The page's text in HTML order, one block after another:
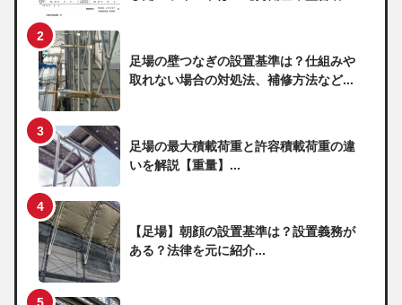
足場の壁つなぎの設置基準は？仕組みや
取れない場合の対処法、補修方法など...
足場の最大積載荷重と許容積載荷重の違
いを解説【重量】...
【足場】朝顔の設置基準は？設置義務が
ある？法律を元に紹介...